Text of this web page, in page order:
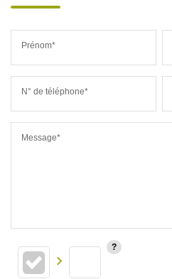
Prénom*
N° de téléphone*
Message*